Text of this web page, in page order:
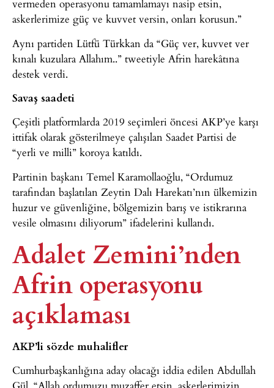
vermeden operasyonu tamamlamayı nasip etsin,
askerlerimize güç ve kuvvet versin, onları korusun.”
Aynı partiden Lütfü Türkkan da “Güç ver, kuvvet ver
kınalı kuzulara Allahım..” tweetiyle Afrin harekâtına
destek verdi.
Savaş saadeti
Çeşitli platformlarda 2019 seçimleri öncesi AKP’ye karşı
ittifak olarak gösterilmeye çalışılan Saadet Partisi de
“yerli ve milli” koroya katıldı.
Partinin başkanı Temel Karamollaoğlu, “Ordumuz
tarafından başlatılan Zeytin Dalı Harekatı’nın ülkemizin
huzur ve güvenliğine, bölgemizin barış ve istikrarına
vesile olmasını diliyorum” ifadelerini kullandı.
Adalet Zemini’nden
Afrin operasyonu
açıklaması
AKP’li sözde muhalifler
Cumhurbaşkanlığına aday olacağı iddia edilen Abdullah